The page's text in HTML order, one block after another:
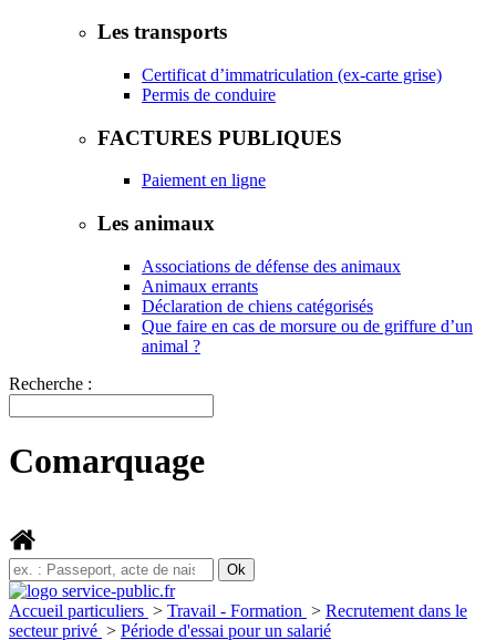
Les transports
Certificat d’immatriculation (ex-carte grise)
Permis de conduire
FACTURES PUBLIQUES
Paiement en ligne
Les animaux
Associations de défense des animaux
Animaux errants
Déclaration de chiens catégorisés
Que faire en cas de morsure ou de griffure d’un
animal ?
Recherche :
Comarquage
Accueil particuliers > Travail - Formation > Recrutement dans le
secteur privé > Période d'essai pour un salarié